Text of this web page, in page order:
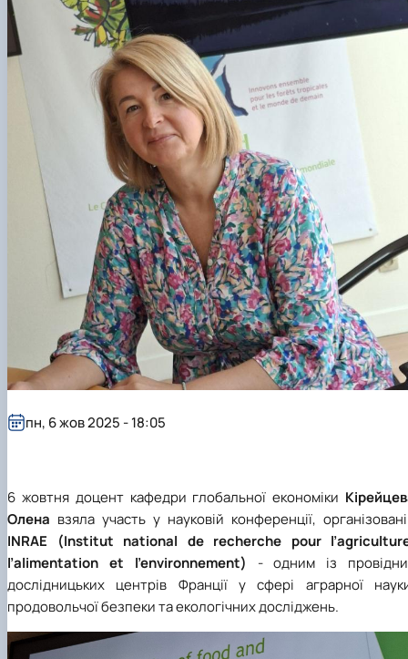
Сторінка аспіранта
6 жовтня доцент кафедри глобальної економіки
Олена взяла участь у науковій конференції,
INRAE (Institut national de recherche pour
l’alimentation et l’environnement) - одним із
дослідницьких центрів Франції у сфері аграрної
продовольчої безпеки та екологічних досліджень.
пн, 6 жов 2025 - 18:05